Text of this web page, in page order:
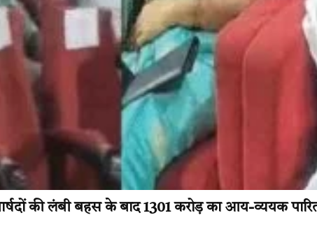
की लंबी बहस के बाद 1301 करोड़ का आय-व्ययक